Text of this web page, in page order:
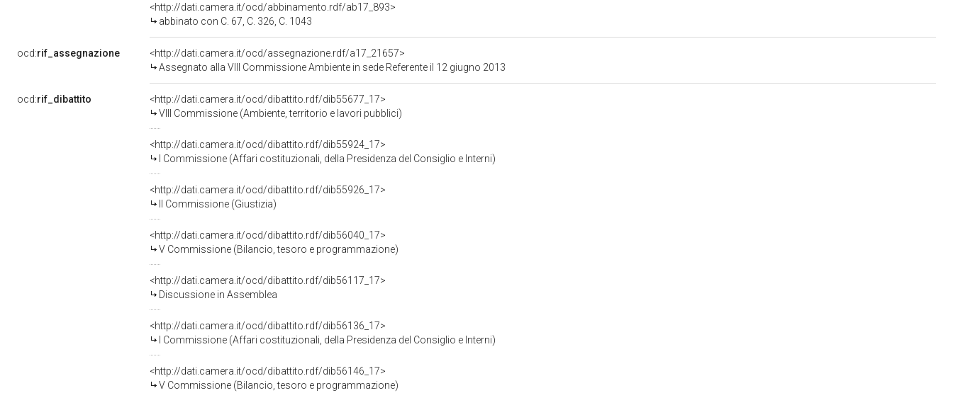
<http://dati.camera.it/ocd/abbinamento.rdf/ab17_893>
abbinato con C. 67, C. 326, C. 1043
ocd:rif_assegnazione
<http://dati.camera.it/ocd/assegnazione.rdf/a17_21657>
Assegnato alla VIII Commissione Ambiente in sede Referente il 12 giugno 2013
ocd:rif_dibattito
<http://dati.camera.it/ocd/dibattito.rdf/dib55677_17>
VIII Commissione (Ambiente, territorio e lavori pubblici)
<http://dati.camera.it/ocd/dibattito.rdf/dib55924_17>
I Commissione (Affari costituzionali, della Presidenza del Consiglio e Interni)
<http://dati.camera.it/ocd/dibattito.rdf/dib55926_17>
II Commissione (Giustizia)
<http://dati.camera.it/ocd/dibattito.rdf/dib56040_17>
V Commissione (Bilancio, tesoro e programmazione)
<http://dati.camera.it/ocd/dibattito.rdf/dib56117_17>
Discussione in Assemblea
<http://dati.camera.it/ocd/dibattito.rdf/dib56136_17>
I Commissione (Affari costituzionali, della Presidenza del Consiglio e Interni)
<http://dati.camera.it/ocd/dibattito.rdf/dib56146_17>
V Commissione (Bilancio, tesoro e programmazione)